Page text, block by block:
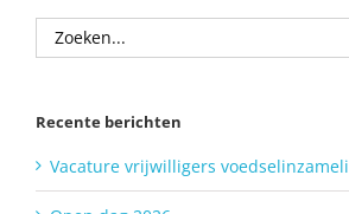
Zoeken
naar:
Recente berichten
Vacature vrijwilligers